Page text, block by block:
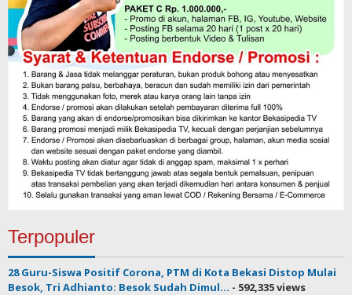
Terpopuler
28 Guru-Siswa Positif Corona, PTM di Kota Bekasi Distop Mulai
Besok, Tri Adhianto: Besok Sudah Dimul... - 592,335 views